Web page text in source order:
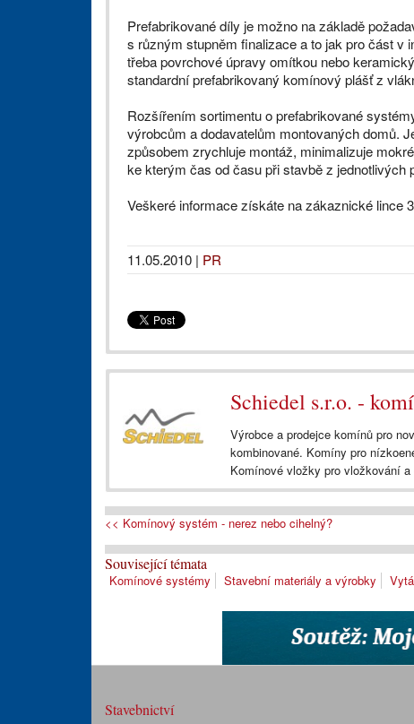
Prefabrikované díly je možno na základě
s různým stupněm finalizace a to jak pro část v
třeba povrchové úpravy omítkou nebo
standardní prefabrikovaný komínový plášť z
Rozšířením sortimentu o prefabrikované
výrobcům a dodavatelům montovaných domů.
způsobem zrychluje montáž, minimalizuje
ke kterým čas od času při stavbě z jednotlivých
Veškeré informace získáte na zákaznické lince
11.05.2010 | PR
Schiedel s.r.o. -
Výrobce a prodejce komínů pro
kombinované. Komíny pro
Komínové vložky pro vložkování
<< Komínový systém - nerez nebo cihelný?
Související témata
Komínové systémy Stavební materiály a výrobky
Stavebnictví